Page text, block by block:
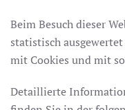
Beim Besuch dieser
statistisch
mit Cookies und mit
Detaillierte